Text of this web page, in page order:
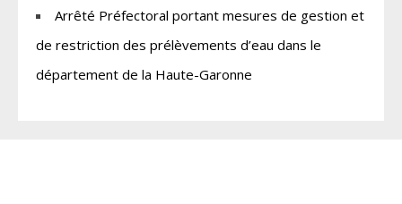
Arrêté Préfectoral portant mesures de gestion et
de restriction des prélèvements d’eau dans le
département de la Haute-Garonne